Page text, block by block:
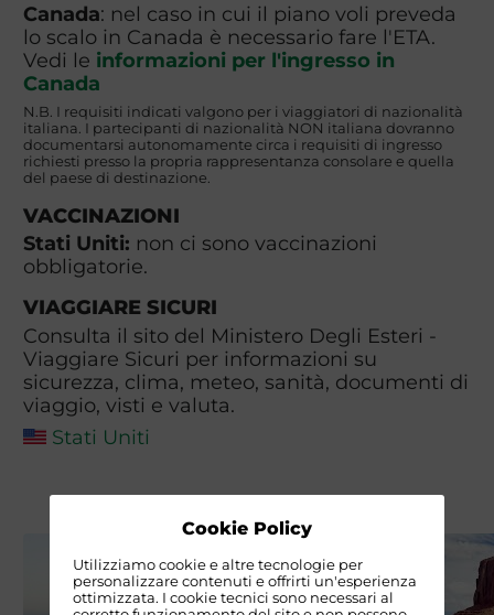
Cookie Policy
Utilizziamo cookie e altre tecnologie per
personalizzare contenuti e offrirti un'esperienza
ottimizzata. I cookie tecnici sono necessari al
Canada: nel caso in cui il piano voli preveda
lo scalo in Canada è necessario fare l'ETA.
Vedi le informazioni per l'ingresso in
Canada
N.B. I requisiti indicati valgono per i viaggiatori di nazionalità
italiana. I partecipanti di nazionalità NON italiana dovranno
documentarsi autonomamente circa i requisiti di ingresso
richiesti presso la propria rappresentanza consolare e quella
del paese di destinazione.
VACCINAZIONI
Stati Uniti: non ci sono vaccinazioni
obbligatorie.
VIAGGIARE SICURI
Consulta il sito del Ministero Degli Esteri -
Viaggiare Sicuri per informazioni su
sicurezza, clima, meteo, sanità, documenti di
viaggio, visti e valuta.
Stati Uniti